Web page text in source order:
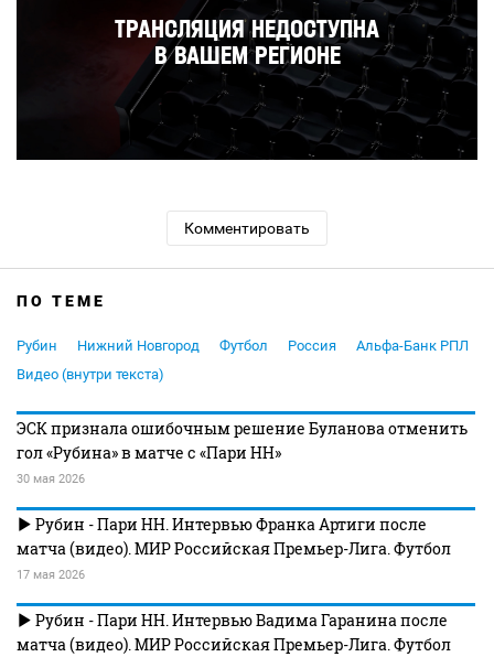
Комментировать
ПО ТЕМЕ
Рубин Нижний Новгород Футбол Россия
Альфа-Банк РПЛ
Видео (внутри текста)
ЭСК признала ошибочным решение Буланова отменить
гол «Рубина» в матче с «Пари НН»
30 мая 2026
Рубин - Пари НН. Интервью Франка Артиги после
матча (видео). МИР Российская Премьер-Лига. Футбол
17 мая 2026
Рубин - Пари НН. Интервью Вадима Гаранина после
матча (видео). МИР Российская Премьер-Лига. Футбол